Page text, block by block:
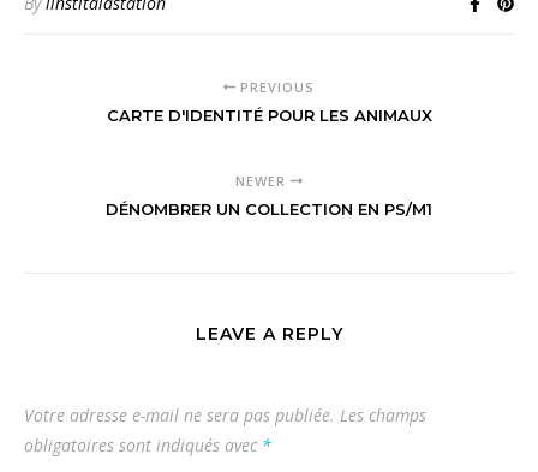
PREVIOUS
CARTE D'IDENTITÉ POUR LES ANIMAUX
NEWER
DÉNOMBRER UN COLLECTION EN PS/M1
LEAVE A REPLY
Votre adresse e-mail ne sera pas publiée. Les champs
obligatoires sont indiqués avec *